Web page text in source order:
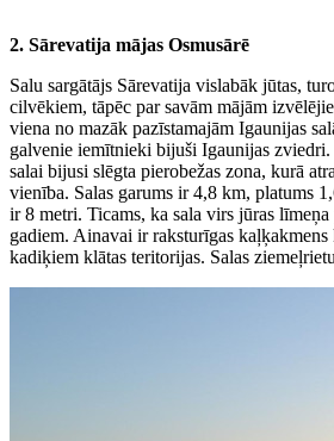
2. Sārevatija mājas Osmusārē
Salu sargātājs Sārevatija vislabāk jūtas,
cilvēkiem, tāpēc par savām mājām
viena no mazāk pazīstamajām Igaunijas
galvenie iemītnieki bijuši Igaunijas zviedri.
salai bijusi slēgta pierobežas zona, kurā
vienība. Salas garums ir 4,8 km, platums
ir 8 metri. Ticams, ka sala virs jūras
gadiem. Ainavai ir raksturīgas
kadiķiem klātas teritorijas. Salas